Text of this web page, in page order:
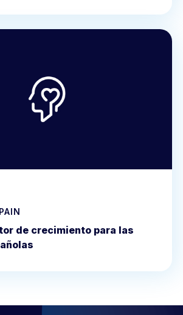
de crecimiento para las